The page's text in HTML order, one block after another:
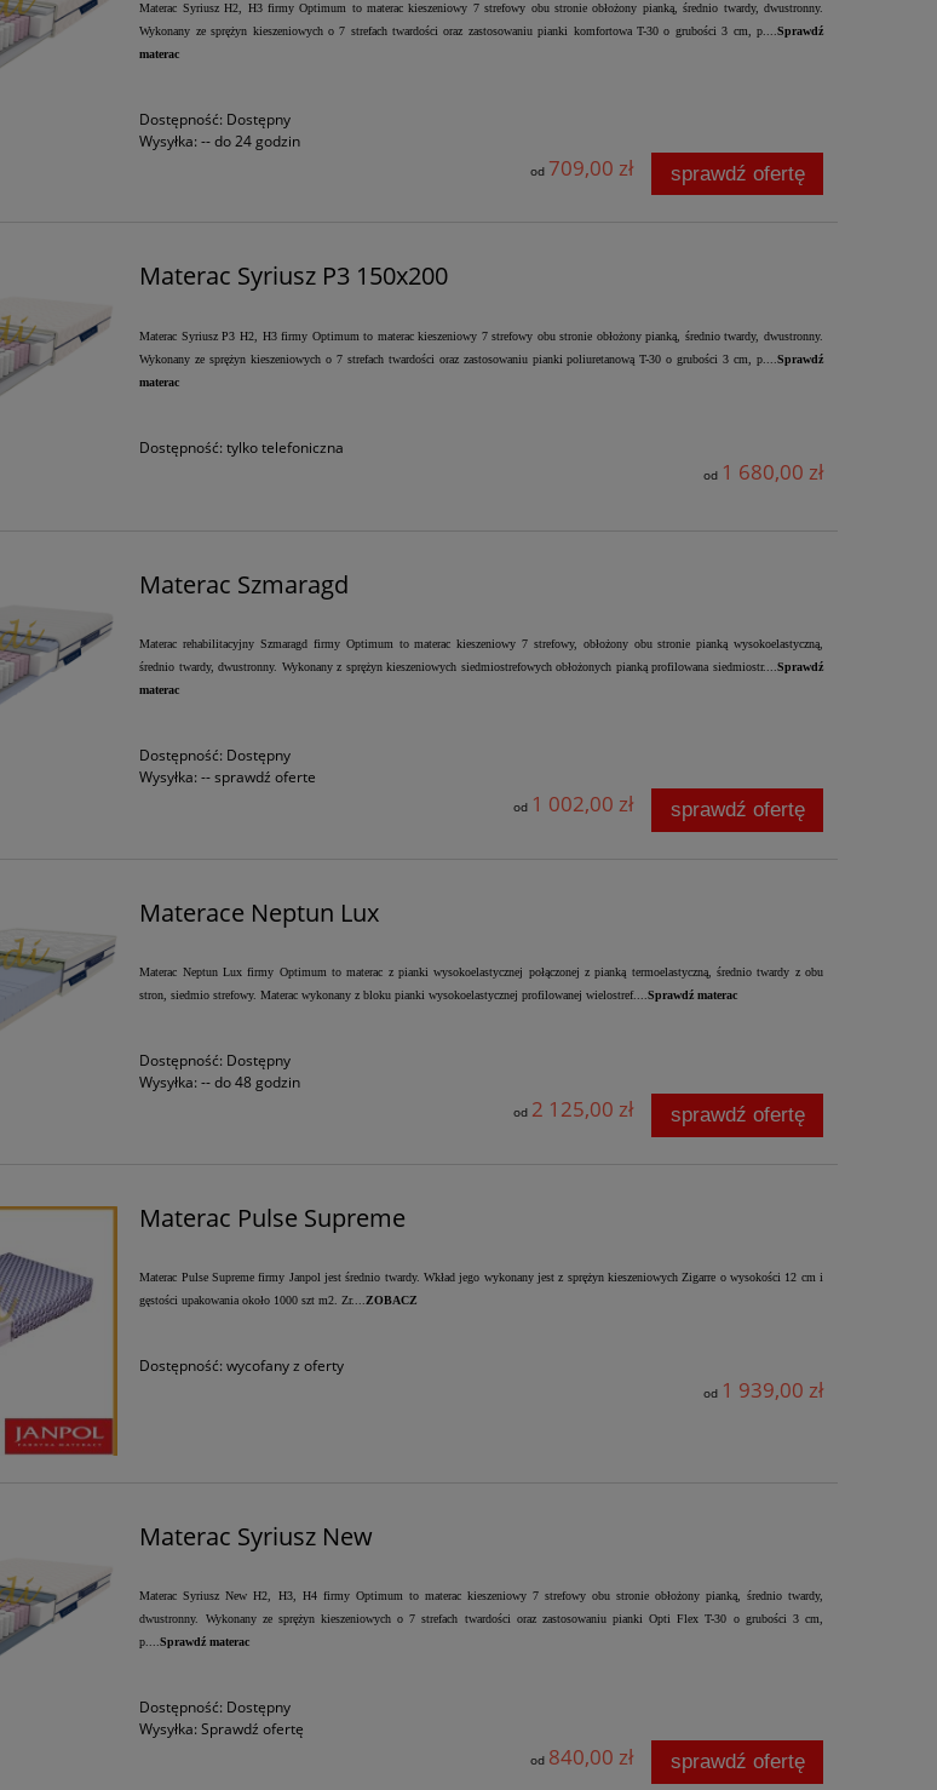
Materac Syriusz H2, H3 firmy Optimum to materac kieszeniowy 7 strefowy obu stronie obłożony pianką, średnio twardy, dwustronny.
Wykonany ze sprężyn kieszeniowych o 7 strefach twardości oraz zastosowaniu pianki komfortowa T-30 o grubości 3 cm, p.... Sprawdź
materac
Dostępność: Dostępny
Wysyłka: -- do 24 godzin
od 709,00 zł sprawdź ofertę
Materac Syriusz P3 150x200
Materac Syriusz P3 H2, H3 firmy Optimum to materac kieszeniowy 7 strefowy obu stronie obłożony pianką, średnio twardy, dwustronny.
Wykonany ze sprężyn kieszeniowych o 7 strefach twardości oraz zastosowaniu pianki poliuretanową T-30 o grubości 3 cm, p.... Sprawdź
materac
Dostępność: tylko telefoniczna
od 1 680,00 zł
Materac Szmaragd
Materac rehabilitacyjny Szmaragd firmy Optimum to materac kieszeniowy 7 strefowy, obłożony obu stronie pianką wysokoelastyczną,
średnio twardy, dwustronny. Wykonany z sprężyn kieszeniowych siedmiostrefowych obłożonych pianką profilowana siedmiostr.... Sprawdź
materac
Dostępność: Dostępny
Wysyłka: -- sprawdź oferte
od 1 002,00 zł sprawdź ofertę
Materace Neptun Lux
Materac Neptun Lux firmy Optimum to materac z pianki wysokoelastycznej połączonej z pianką termoelastyczną, średnio twardy z obu
stron, siedmio strefowy. Materac wykonany z bloku pianki wysokoelastycznej profilowanej wielostref....Sprawdź materac
Dostępność: Dostępny
Wysyłka: -- do 48 godzin
od 2 125,00 zł sprawdź ofertę
Materac Pulse Supreme
Materac Pulse Supreme firmy Janpol jest średnio twardy. Wkład jego wykonany jest z sprężyn kieszeniowych Zigarre o wysokości 12 cm i
gęstości upakowania około 1000 szt m2. Zr....ZOBACZ
Dostępność: wycofany z oferty
od 1 939,00 zł
Materac Syriusz New
Materac Syriusz New H2, H3, H4 firmy Optimum to materac kieszeniowy 7 strefowy obu stronie obłożony pianką, średnio twardy,
dwustronny. Wykonany ze sprężyn kieszeniowych o 7 strefach twardości oraz zastosowaniu pianki Opti Flex T-30 o grubości 3 cm,
p....Sprawdź materac
Dostępność: Dostępny
Wysyłka: Sprawdź ofertę
od 840,00 zł sprawdź ofertę